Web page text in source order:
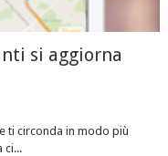
si aggiorna
ti circonda in modo più
ci...